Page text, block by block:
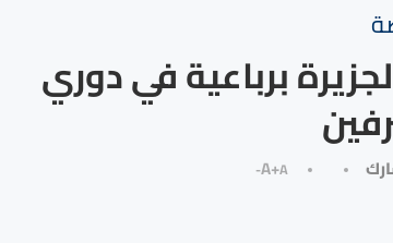
برباعية في دوري
A+A-